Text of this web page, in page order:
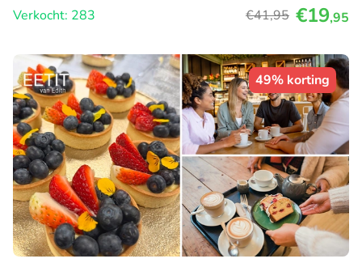
Verkocht: 283
€41,95 €19,95
49% korting